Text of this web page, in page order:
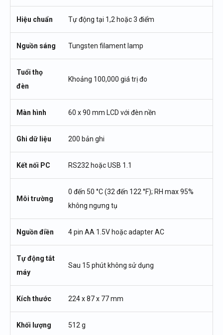
Hiệu chuẩn Tự động tại 1,2 hoặc 3 điểm
Nguồn sáng Tungsten filament lamp
Tuổi thọ
đèn
Khoảng 100,000 giá trị đo
Màn hình 60 x 90 mm LCD với đèn nền
Ghi dữ liệu 200 bản ghi
Kết nối PC RS232 hoặc USB 1.1
Môi trường
0 đến 50 °C (32 đến 122 °F); RH max 95%
không ngưng tụ
Nguồn điền 4 pin AA 1.5V hoặc adapter AC
Tự động tắt
máy
Sau 15 phút không sử dụng
Kích thước 224 x 87 x 77 mm
Khối lượng 512 g